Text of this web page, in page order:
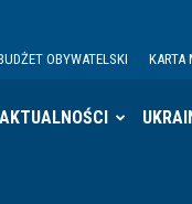
OBYWATELSKI KARTA
AKTUALNOŚCI